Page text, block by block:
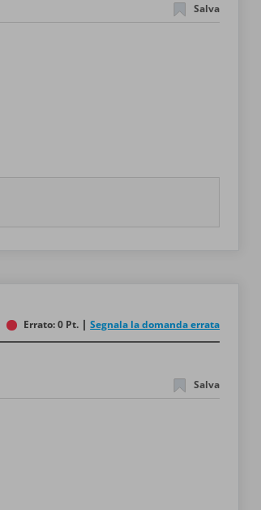
Salva
Errato: 0 Pt. Segnala la domanda errata
Salva